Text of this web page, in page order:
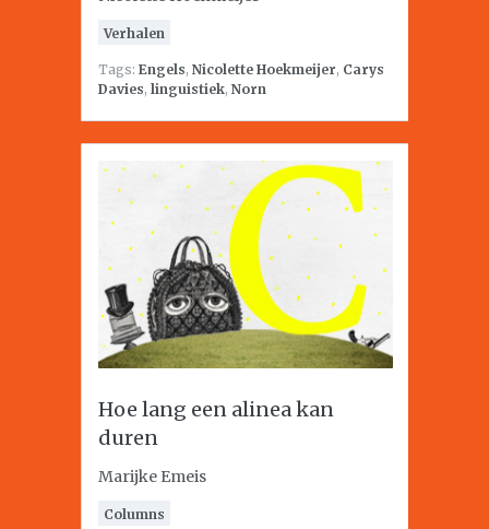
Verhalen
Tags: Engels, Nicolette Hoekmeijer, Carys
Davies, linguistiek, Norn
Hoe lang een alinea kan
duren
Marijke Emeis
Columns